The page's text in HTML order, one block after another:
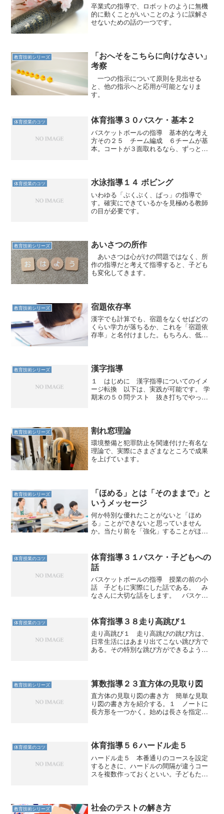
卒業式の指導で、ロボットのように無機
的に動くことがいいことのように誤解さ
せないための話の一つです。
教育技術シリーズ
「おへそをこちらに向けなさい」
考察
一つの指示について原則を見出せる
と、他の指示へと応用が可能となりま
す。
体育授業のコツ 体育指導３０バスケ・基本２
バスケットボールの指導 基本的な考え
方その２５ チーム編成 ６チームが基
本。コートが３面取れるなら、ずっと試
トが２面しかない場合は、...
体育授業のコツ 水泳指導１４ ボビング
いわゆる「ぶくぶく、ぱっ」の指導で
す。確実にできているかを見極める教師
の目が必要です。
教育技術シリーズ あいさつの所作
あいさつは心がけの問題ではなく、所
作の指導だと考えて指導すると、子ども
も変化してきます。
教育技術シリーズ 宿題依存率
漢字でも計算でも、宿題をなくせばどの
くらい学力が落ちるか、これを「宿題依
存率」と名付けました。もちろん、低い
教育技術シリーズ 漢字指導
１ はじめに 漢字指導についてのイメ
ージ転換 以下は、実践が可能です。 学
期末の５０問テスト 抜き打ちでやって
こそ意味がある。...
教育技術シリーズ 割れ窓理論
環境整備と犯罪防止を関連付けた有名な
理論で、実際にさまざまなところで成果
を上げています。
教育技術シリーズ
「ほめる」とは「そのままで」と
いうメッセージ
何か特別な優れたことがないと「ほめ
る」ことができないと思っていません
か。当たり前を「強化」することがほめ
体育授業のコツ
体育指導３１バスケ・子どもへの
話
バスケットボールの指導 授業の前の小
話 子どもに実際にした話である。 み
なさんに大切な話をします。 バスケッ
当たり前やん、と。） 得点が入らない
と絶対に勝ちません。どれ...
体育授業のコツ 体育指導３８走り高跳び１
走り高跳び１ 走り高跳びの跳び方は、
日常生活にはあまり出てこない跳び方で
ある。その特別な跳び方ができるように
「はさび跳び」だけができ...
教育技術シリーズ 算数指導２３直方体の見取り図
直方体の見取り図の書き方 簡単な見取
り図の書き方を紹介する。１ ノートに
長方形を一つかく。始めは長さを指定し
く。３ 頂点同士を定規で...
体育授業のコツ 体育指導５６ハードル走５
ハードル走５ 本番通りのコースを設定
するときに、ハードルの間隔が違うコー
スを複数作っておくといい。子どもたち
なので、先にも述べたように...
教育技術シリーズ 社会のテストの解き方